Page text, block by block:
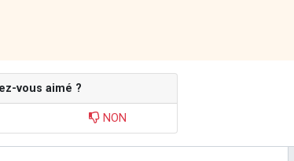
vous aimé ?
NON